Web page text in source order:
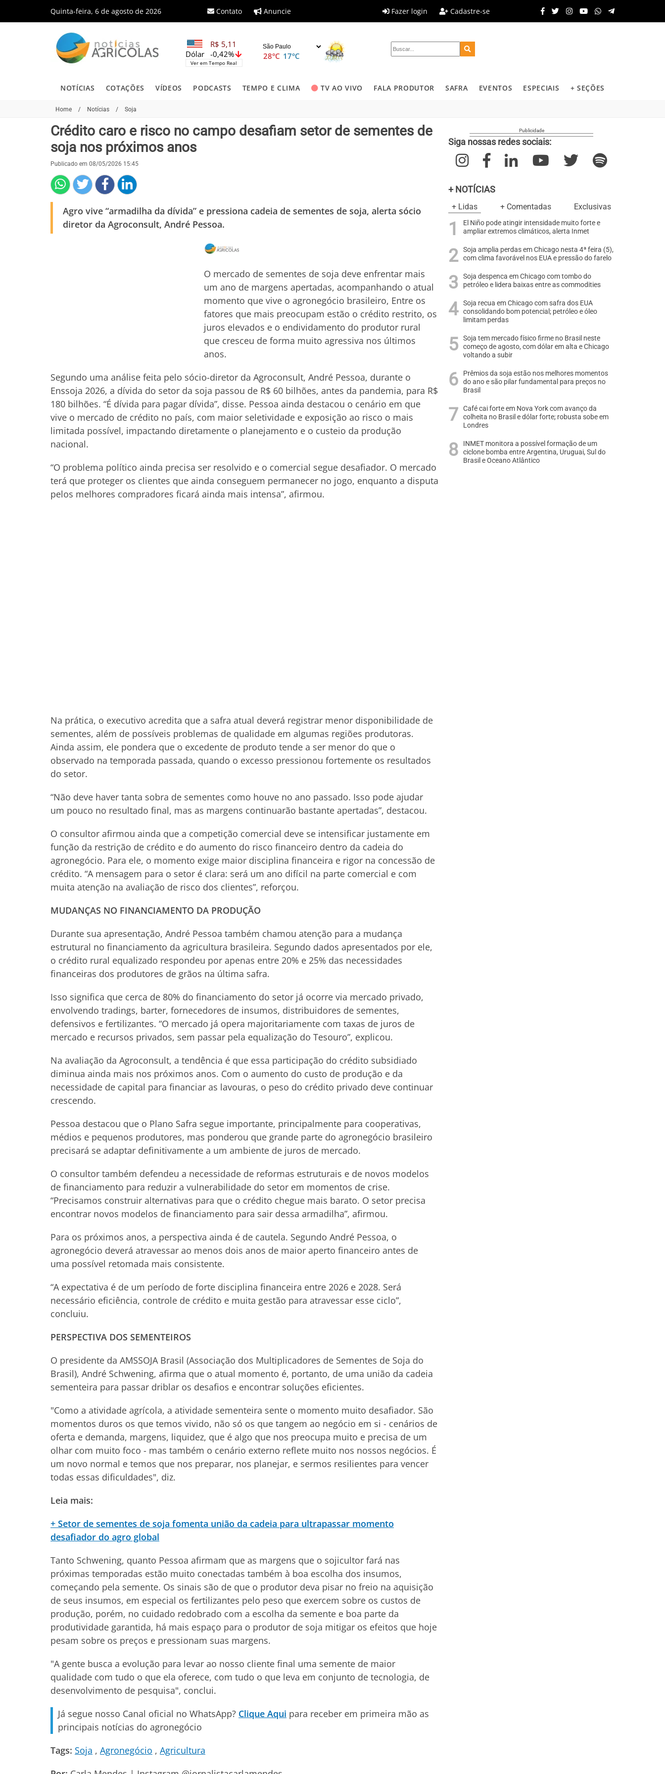
Quinta-feira, 6 de agosto de 2026 Contato Anuncie Fazer login Cadastre-se
R$ 5,11
-0,42%
Dólar
Ver em Tempo Real
28°C 17°C
NOTÍCIAS COTAÇÕES VÍDEOS PODCASTS TEMPO E CLIMA TV AO VIVO FALA PRODUTOR SAFRA EVENTOS ESPECIAIS + SEÇÕES
Home / Notícias / Soja
Crédito caro e risco no campo desafiam setor de sementes de
soja nos próximos anos
Publicado em 08/05/2026 15:45
Agro vive “armadilha da dívida” e pressiona cadeia de sementes de soja, alerta sócio
diretor da Agroconsult, André Pessoa.
O mercado de sementes de soja deve enfrentar mais
um ano de margens apertadas, acompanhando o atual
momento que vive o agronegócio brasileiro, Entre os
fatores que mais preocupam estão o crédito restrito, os
juros elevados e o endividamento do produtor rural
que cresceu de forma muito agressiva nos últimos
anos.
Segundo uma análise feita pelo sócio-diretor da Agroconsult, André Pessoa, durante o
Enssoja 2026, a dívida do setor da soja passou de R$ 60 bilhões, antes da pandemia, para R$
180 bilhões. “É dívida para pagar dívida”, disse. Pessoa ainda destacou o cenário em que
vive o mercado de crédito no país, com maior seletividade e exposição ao risco o mais
limitada possível, impactando diretamente o planejamento e o custeio da produção
nacional.
“O problema político ainda precisa ser resolvido e o comercial segue desafiador. O mercado
terá que proteger os clientes que ainda conseguem permanecer no jogo, enquanto a disputa
pelos melhores compradores ficará ainda mais intensa”, afirmou.
Na prática, o executivo acredita que a safra atual deverá registrar menor disponibilidade de
sementes, além de possíveis problemas de qualidade em algumas regiões produtoras.
Ainda assim, ele pondera que o excedente de produto tende a ser menor do que o
observado na temporada passada, quando o excesso pressionou fortemente os resultados
do setor.
“Não deve haver tanta sobra de sementes como houve no ano passado. Isso pode ajudar
um pouco no resultado final, mas as margens continuarão bastante apertadas”, destacou.
O consultor afirmou ainda que a competição comercial deve se intensificar justamente em
função da restrição de crédito e do aumento do risco financeiro dentro da cadeia do
agronegócio. Para ele, o momento exige maior disciplina financeira e rigor na concessão de
crédito. “A mensagem para o setor é clara: será um ano difícil na parte comercial e com
muita atenção na avaliação de risco dos clientes”, reforçou.
MUDANÇAS NO FINANCIAMENTO DA PRODUÇÃO
Durante sua apresentação, André Pessoa também chamou atenção para a mudança
estrutural no financiamento da agricultura brasileira. Segundo dados apresentados por ele,
o crédito rural equalizado respondeu por apenas entre 20% e 25% das necessidades
financeiras dos produtores de grãos na última safra.
Isso significa que cerca de 80% do financiamento do setor já ocorre via mercado privado,
envolvendo tradings, barter, fornecedores de insumos, distribuidores de sementes,
defensivos e fertilizantes. “O mercado já opera majoritariamente com taxas de juros de
mercado e recursos privados, sem passar pela equalização do Tesouro”, explicou.
Na avaliação da Agroconsult, a tendência é que essa participação do crédito subsidiado
diminua ainda mais nos próximos anos. Com o aumento do custo de produção e da
necessidade de capital para financiar as lavouras, o peso do crédito privado deve continuar
crescendo.
Pessoa destacou que o Plano Safra segue importante, principalmente para cooperativas,
médios e pequenos produtores, mas ponderou que grande parte do agronegócio brasileiro
precisará se adaptar definitivamente a um ambiente de juros de mercado.
O consultor também defendeu a necessidade de reformas estruturais e de novos modelos
de financiamento para reduzir a vulnerabilidade do setor em momentos de crise.
“Precisamos construir alternativas para que o crédito chegue mais barato. O setor precisa
encontrar novos modelos de financiamento para sair dessa armadilha”, afirmou.
Para os próximos anos, a perspectiva ainda é de cautela. Segundo André Pessoa, o
agronegócio deverá atravessar ao menos dois anos de maior aperto financeiro antes de
uma possível retomada mais consistente.
“A expectativa é de um período de forte disciplina financeira entre 2026 e 2028. Será
necessário eficiência, controle de crédito e muita gestão para atravessar esse ciclo”,
concluiu.
PERSPECTIVA DOS SEMENTEIROS
O presidente da AMSSOJA Brasil (Associação dos Multiplicadores de Sementes de Soja do
Brasil), André Schwening, afirma que o atual momento é, portanto, de uma união da cadeia
sementeira para passar driblar os desafios e encontrar soluções eficientes.
"Como a atividade agrícola, a atividade sementeira sente o momento muito desafiador. São
momentos duros os que temos vivido, não só os que tangem ao negócio em si - cenários de
oferta e demanda, margens, liquidez, que é algo que nos preocupa muito e precisa de um
olhar com muito foco - mas também o cenário externo reflete muito nos nossos negócios. É
um novo normal e temos que nos preparar, nos planejar, e sermos resilientes para vencer
todas essas dificuldades", diz.
Leia mais:
+ Setor de sementes de soja fomenta união da cadeia para ultrapassar momento
desafiador do agro global
Tanto Schwening, quanto Pessoa afirmam que as margens que o sojicultor fará nas
próximas temporadas estão muito conectadas também à boa escolha dos insumos,
começando pela semente. Os sinais são de que o produtor deva pisar no freio na aquisição
de seus insumos, em especial os fertilizantes pelo peso que exercem sobre os custos de
produção, porém, no cuidado redobrado com a escolha da semente e boa parte da
produtividade garantida, há mais espaço para o produtor de soja mitigar os efeitos que hoje
pesam sobre os preços e pressionam suas margens.
"A gente busca a evolução para levar ao nosso cliente final uma semente de maior
qualidade com tudo o que ela oferece, com tudo o que leva em conjunto de tecnologia, de
desenvolvimento de pesquisa", conclui.
Já segue nosso Canal oficial no WhatsApp? Clique Aqui para receber em primeira mão as
principais notícias do agronegócio
Tags: Soja Agronegócio
Agricultura
Siga nossas redes sociais:
+ NOTÍCIAS
+ Lidas + Comentadas Exclusivas
El Niño pode atingir intensidade muito forte e
ampliar extremos climáticos, alerta Inmet
Soja amplia perdas em Chicago nesta 4ª feira (5),
com clima favorável nos EUA e pressão do farelo
Soja despenca em Chicago com tombo do
petróleo e lidera baixas entre as commodities
Soja recua em Chicago com safra dos EUA
consolidando bom potencial; petróleo e óleo
limitam perdas
Soja tem mercado físico firme no Brasil neste
começo de agosto, com dólar em alta e Chicago
voltando a subir
Prêmios da soja estão nos melhores momentos
do ano e são pilar fundamental para preços no
Brasil
Café cai forte em Nova York com avanço da
colheita no Brasil e dólar forte; robusta sobe em
Londres
INMET monitora a possível formação de um
ciclone bomba entre Argentina, Uruguai, Sul do
Brasil e Oceano Atlântico